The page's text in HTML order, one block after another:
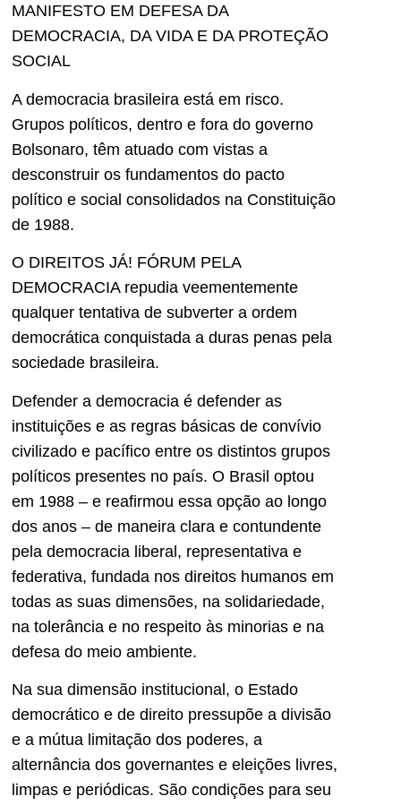
MANIFESTO EM DEFESA DA
DEMOCRACIA, DA VIDA E DA PROTEÇÃO
SOCIAL
A democracia brasileira está em risco.
Grupos políticos, dentro e fora do governo
Bolsonaro, têm atuado com vistas a
desconstruir os fundamentos do pacto
político e social consolidados na Constituição
de 1988.
O DIREITOS JÁ! FÓRUM PELA
DEMOCRACIA repudia veementemente
qualquer tentativa de subverter a ordem
democrática conquistada a duras penas pela
sociedade brasileira.
Defender a democracia é defender as
instituições e as regras básicas de convívio
civilizado e pacífico entre os distintos grupos
políticos presentes no país. O Brasil optou
em 1988 – e reafirmou essa opção ao longo
dos anos – de maneira clara e contundente
pela democracia liberal, representativa e
federativa, fundada nos direitos humanos em
todas as suas dimensões, na solidariedade,
na tolerância e no respeito às minorias e na
defesa do meio ambiente.
Na sua dimensão institucional, o Estado
democrático e de direito pressupõe a divisão
e a mútua limitação dos poderes, a
alternância dos governantes e eleições livres,
limpas e periódicas. São condições para seu